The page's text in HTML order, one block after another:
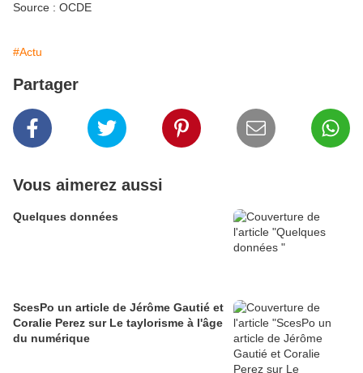
Source : OCDE
#Actu
Partager
Vous aimerez aussi
Quelques données
ScesPo un article de Jérôme Gautié et
Coralie Perez sur Le taylorisme à l'âge
du numérique